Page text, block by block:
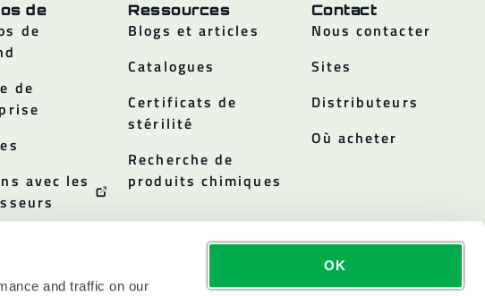
and traffic on our
OK
de
de
de
avec les
Ressources
Blogs et articles
Catalogues
Certificats de
stérilité
Recherche de
produits chimiques
Contact
Nous contacter
Sites
Distributeurs
Où acheter